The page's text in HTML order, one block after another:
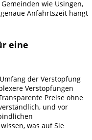
wie Usingen,
Anfahrtszeit hängt
eine
der Verstopfung
Verstopfungen
Preise ohne
und vor
was auf Sie